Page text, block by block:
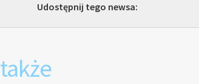
Udostępnij tego newsa:
także